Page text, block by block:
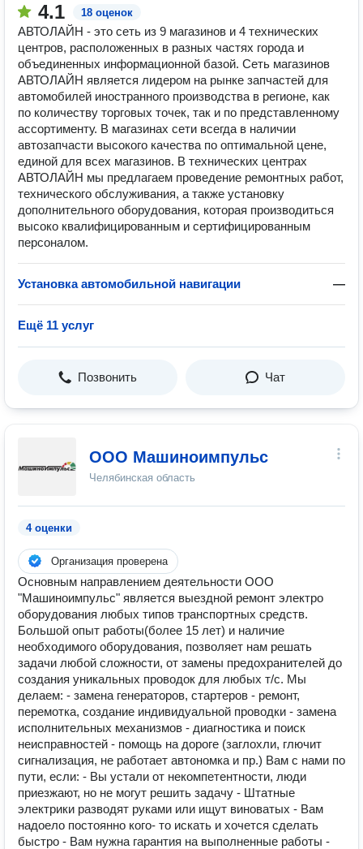
4.1 18 оценок
АВТОЛАЙН - это сеть из 9 магазинов и 4 технических
центров, расположенных в разных частях города и
объединенных информационной базой. Сеть магазинов
АВТОЛАЙН является лидером на рынке запчастей для
автомобилей иностранного производства в регионе, как
по количеству торговых точек, так и по представленному
ассортименту. В магазинах сети всегда в наличии
автозапчасти высокого качества по оптимальной цене,
единой для всех магазинов. В технических центрах
АВТОЛАЙН мы предлагаем проведение ремонтных работ,
технического обслуживания, а также установку
дополнительного оборудования, которая производиться
высоко квалифицированным и сертифицированным
персоналом.
Установка автомобильной навигации —
Ещё 11 услуг
Позвонить Чат
ООО Машиноимпульс
Челябинская область
4 оценки
Организация проверена
Основным направлением деятельности ООО
"Машиноимпульс" является выездной ремонт электро
оборудования любых типов транспортных средств.
Большой опыт работы(более 15 лет) и наличие
необходимого оборудования, позволяет нам решать
задачи любой сложности, от замены предохранителей до
создания уникальных проводок для любых т/с. Мы
делаем: - замена генераторов, стартеров - ремонт,
перемотка, создание индивидуальной проводки - замена
исполнительных механизмов - диагностика и поиск
неисправностей - помощь на дороге (заглохли, глючит
сигнализация, не работает автономка и пр.) Вам с нами по
пути, если: - Вы устали от некомпетентности, люди
приезжают, но не могут решить задачу - Штатные
электрики разводят руками или ищут виноватых - Вам
надоело постоянно кого- то искать и хочется сделать
быстро - Вам нужна гарантия на выполненные работы -